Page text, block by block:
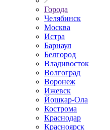
Города
Челябинск
Москва
Истра
Барнаул
Белгород
Владивосток
Волгоград
Воронеж
Ижевск
Йошкар-Ола
Кострома
Краснодар
Красноярск